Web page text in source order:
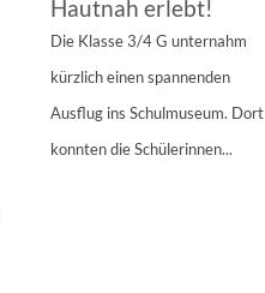
Hautnah erlebt!
Die Klasse 3/4 G unternahm
kürzlich einen spannenden
Ausflug ins Schulmuseum. Dort
konnten die Schülerinnen...